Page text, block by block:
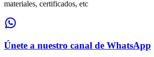
materiales, certificados, etc
Únete a nuestro canal de WhatsApp